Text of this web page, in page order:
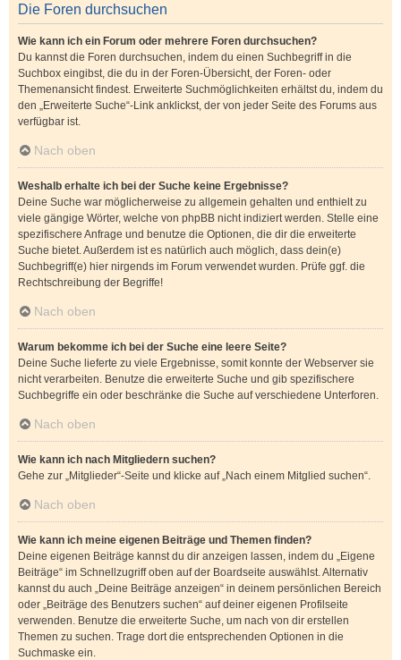
Die Foren durchsuchen
Wie kann ich ein Forum oder mehrere Foren durchsuchen?
Du kannst die Foren durchsuchen, indem du einen Suchbegriff in die
Suchbox eingibst, die du in der Foren-Übersicht, der Foren- oder
Themenansicht findest. Erweiterte Suchmöglichkeiten erhältst du, indem du
den „Erweiterte Suche“-Link anklickst, der von jeder Seite des Forums aus
verfügbar ist.
Nach oben
Weshalb erhalte ich bei der Suche keine Ergebnisse?
Deine Suche war möglicherweise zu allgemein gehalten und enthielt zu
viele gängige Wörter, welche von phpBB nicht indiziert werden. Stelle eine
spezifischere Anfrage und benutze die Optionen, die dir die erweiterte
Suche bietet. Außerdem ist es natürlich auch möglich, dass dein(e)
Suchbegriff(e) hier nirgends im Forum verwendet wurden. Prüfe ggf. die
Rechtschreibung der Begriffe!
Nach oben
Warum bekomme ich bei der Suche eine leere Seite?
Deine Suche lieferte zu viele Ergebnisse, somit konnte der Webserver sie
nicht verarbeiten. Benutze die erweiterte Suche und gib spezifischere
Suchbegriffe ein oder beschränke die Suche auf verschiedene Unterforen.
Nach oben
Wie kann ich nach Mitgliedern suchen?
Gehe zur „Mitglieder“-Seite und klicke auf „Nach einem Mitglied suchen“.
Nach oben
Wie kann ich meine eigenen Beiträge und Themen finden?
Deine eigenen Beiträge kannst du dir anzeigen lassen, indem du „Eigene
Beiträge“ im Schnellzugriff oben auf der Boardseite auswählst. Alternativ
kannst du auch „Deine Beiträge anzeigen“ in deinem persönlichen Bereich
oder „Beiträge des Benutzers suchen“ auf deiner eigenen Profilseite
verwenden. Benutze die erweiterte Suche, um nach von dir erstellen
Themen zu suchen. Trage dort die entsprechenden Optionen in die
Suchmaske ein.